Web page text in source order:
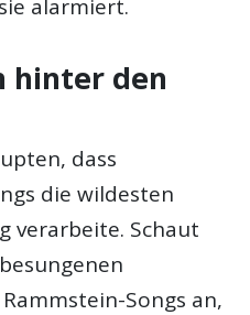
alarmiert.
hinter den
dass
die wildesten
verarbeite. Schaut
Songs an,